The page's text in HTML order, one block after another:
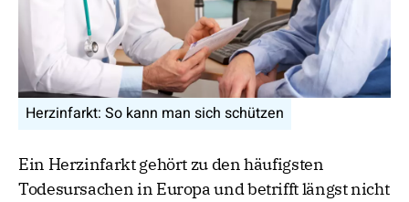
Herzinfarkt: So kann man sich schützen
Ein Herzinfarkt gehört zu den häufigsten
Todesursachen in Europa und betrifft längst nicht